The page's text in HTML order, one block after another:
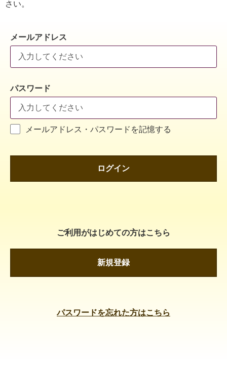
さい。
メールアドレス
パスワード
メールアドレス・パスワードを記憶する
ログイン
ご利用がはじめての方はこちら
新規登録
パスワードを忘れた方はこちら